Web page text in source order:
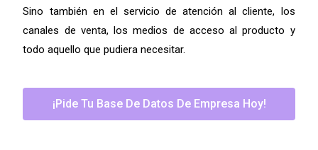
Sino también en el servicio de atención al cliente, los
canales de venta, los medios de acceso al producto y
todo aquello que pudiera necesitar.
¡Pide Tu Base De Datos De Empresa Hoy!